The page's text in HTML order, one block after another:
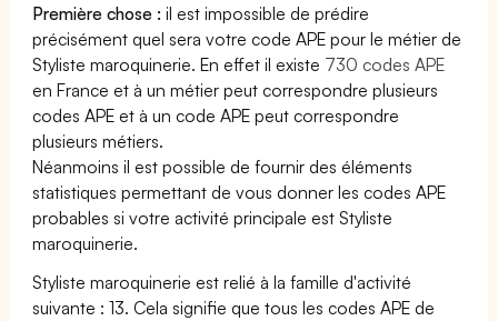
Première chose : il est impossible de prédire
précisément quel sera votre code APE pour le métier de
Styliste maroquinerie. En effet il existe 730 codes APE
en France et à un métier peut correspondre plusieurs
codes APE et à un code APE peut correspondre
plusieurs métiers.
Néanmoins il est possible de fournir des éléments
statistiques permettant de vous donner les codes APE
probables si votre activité principale est Styliste
maroquinerie.
Styliste maroquinerie est relié à la famille d'activité
suivante : 13. Cela signifie que tous les codes APE de